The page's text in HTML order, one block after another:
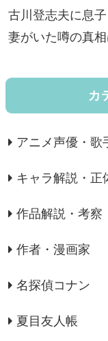
古川登志夫に息
妻がいた噂の真相
カ
アニメ声優・歌
キャラ解説・正
作品解説・考察
作者・漫画家
名探偵コナン
夏目友人帳